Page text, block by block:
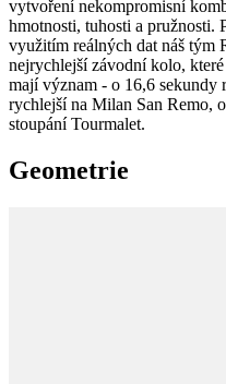
vytvoření nekompromisní
hmotnosti, tuhosti a pružnosti.
využitím reálných dat náš tým
nejrychlejší závodní kolo,
mají význam - o 16,6 sekundy
rychlejší na Milan San Remo,
stoupání Tourmalet.
Geometrie